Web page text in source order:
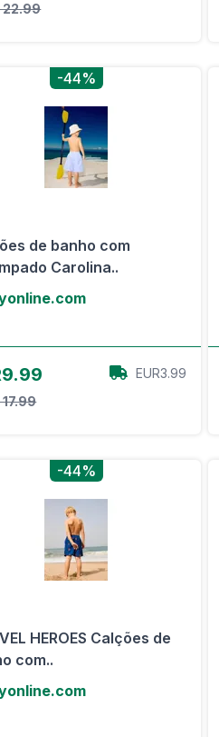
22.99
-44%
de banho com
Carolina..
17.99
EUR3.99
-44%
HEROES Calções de
com..